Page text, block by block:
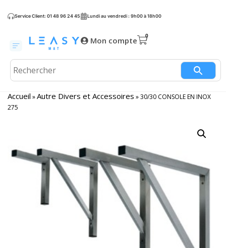
Service Client: 01 48 96 24 45 Lundi au vendredi : 9h00 à 18h00
Mon compte
Accueil »Autre Divers et Accessoires »30/30 CONSOLE EN INOX
275